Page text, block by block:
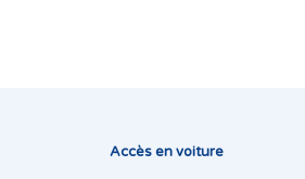
Accès en voiture